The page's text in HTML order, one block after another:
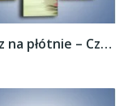
Obraz na płótnie – Czerwony sen o kwiatach...